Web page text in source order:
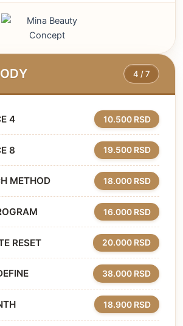
4 / 7
4 10.500 RSD
8 19.500 RSD
METHOD 18.000 RSD
16.000 RSD
RESET 20.000 RSD
38.000 RSD
18.900 RSD